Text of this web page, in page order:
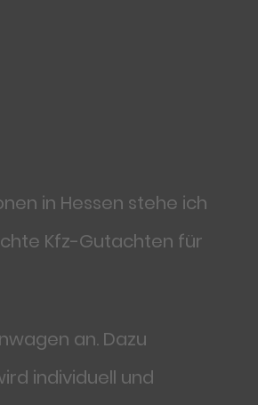
in Hessen stehe ich
Kfz-Gutachten für
an. Dazu
individuell und